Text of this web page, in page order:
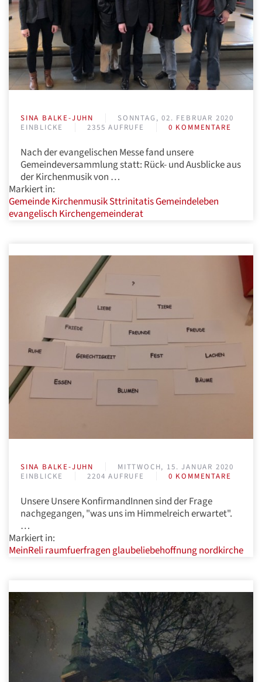
SINA BALKE-JUHN
SONNTAG, 02. FEBRUAR 2020
EINBLICKE
2355 AUFRUFE 0 KOMMENTARE
Nach der evangelischen Messe fand unsere
Gemeindeversammlung statt: Rück- und Ausblicke aus
der Kirchenmusik von …
Markiert in:
GemeindeKirchenmusikSttrinitatisGemeindeleben
evangelisch Kirchengemeinderat
SINA BALKE-JUHN
MITTWOCH, 15. JANUAR 2020
EINBLICKE
2204 AUFRUFE 0 KOMMENTARE
Unsere Unsere KonfirmandInnen sind der Frage
nachgegangen, "was uns im Himmelreich erwartet".
…
Markiert in:
MeinReli raumfuerfragenglaubeliebehoffnungnordkirche